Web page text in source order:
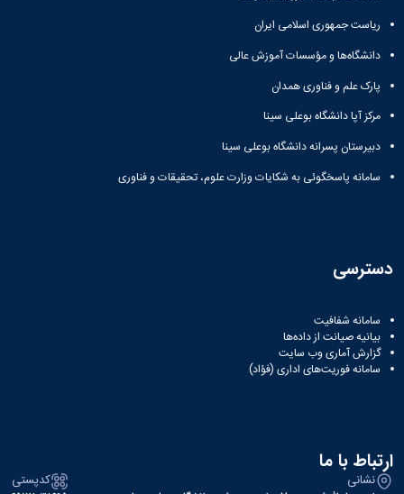
ریاست جمهوری اسلامی ایران
دانشگاه‌ها و مؤسسات آموزش عالی
پارک علم و فناوری همدان
مرکز آپا دانشگاه بوعلی سینا
دبیرستان پسرانه دانشگاه بوعلی سینا
سامانه پاسخگوئی به شکایات وزارت علوم، تحقیقات و فناوری
دسترسی
سامانه شفافیت
بیانیه صیانت از داده‌ها
گزارش آماری وب‌ سایت
سامانه فوریت‌های اداری (فؤاد)
ارتباط با ما
نشانی کدپستی